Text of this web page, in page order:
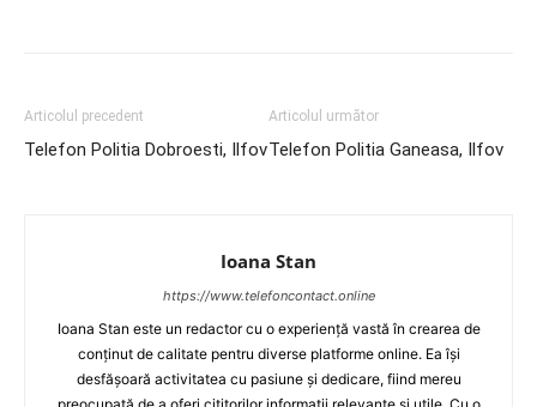
Articolul precedent
Telefon Politia Dobroesti, Ilfov
Articolul următor
Telefon Politia Ganeasa, Ilfov
Ioana Stan
https://www.telefoncontact.online
Ioana Stan este un redactor cu o experiență vastă în crearea de
conținut de calitate pentru diverse platforme online. Ea își
desfășoară activitatea cu pasiune și dedicare, fiind mereu